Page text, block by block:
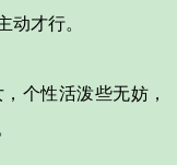
动才行。
个性活泼些无妨，